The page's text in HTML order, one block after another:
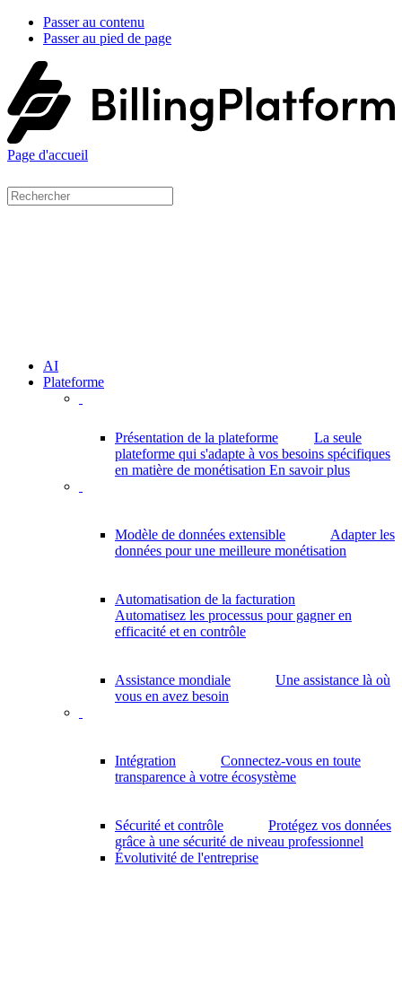
Passer au contenu
Passer au pied de page
Page d'accueil
AI
Plateforme
Présentation de la plateforme
La seule
plateforme qui s'adapte à vos besoins spécifiques
en matière de monétisation En savoir plus
Modèle de données extensible
Adapter les
données pour une meilleure monétisation
Automatisation de la facturation
Automatisez les processus pour gagner en
efficacité et en contrôle
Assistance mondiale
Une assistance là où
vous en avez besoin
Intégration
Connectez-vous en toute
transparence à votre écosystème
Sécurité et contrôle
Protégez vos données
grâce à une sécurité de niveau professionnel
Évolutivité de l'entreprise